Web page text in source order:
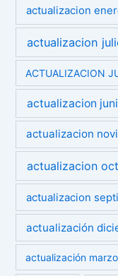
actualizacion
actualizacion
ACTUALIZACION
actualizacion
actualizacion
actualizacion
actualizacion
actualización
actualización marzo